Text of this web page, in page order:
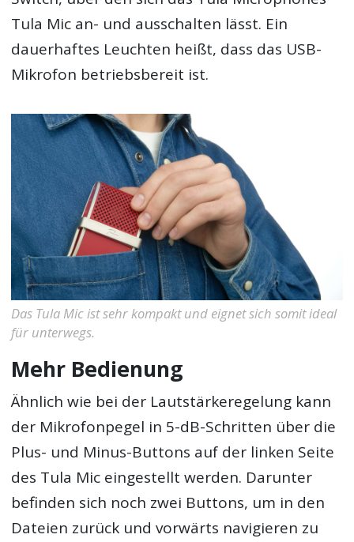
Tula Mic an- und ausschalten lässt. Ein
dauerhaftes Leuchten heißt, dass das USB-
Mikrofon betriebsbereit ist.
Das Tula Mic ist sehr kompakt und eignet sich somit ideal
für unterwegs.
Mehr Bedienung
Ähnlich wie bei der Lautstärkeregelung kann
der Mikrofonpegel in 5-dB-Schritten über die
Plus- und Minus-Buttons auf der linken Seite
des Tula Mic eingestellt werden. Darunter
befinden sich noch zwei Buttons, um in den
Dateien zurück und vorwärts navigieren zu